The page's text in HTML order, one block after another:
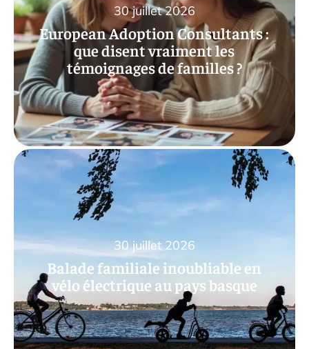
European Adoption Consultants :
que disent vraiment les
témoignages de familles ?
30 juillet 2026
Balade familiale inoubliable en
vélo électrique au pays basque
30 juillet 2026